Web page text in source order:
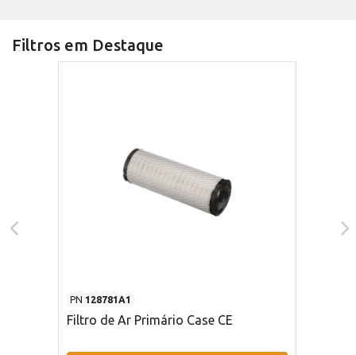
Filtros em Destaque
PN 128781A1
Filtro de Ar Primário Case CE